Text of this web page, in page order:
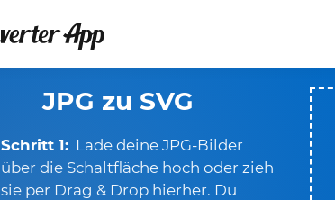
JPG zu SVG
Schritt 1: Lade deine JPG-Bilder
über die Schaltfläche hoch oder zieh
sie per Drag & Drop hierher. Du